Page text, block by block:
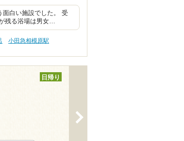
面白い施設でした。 受
残る浴場は男女…
小田急相模原駅
日帰り